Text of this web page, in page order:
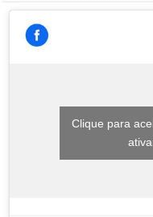
Clique para